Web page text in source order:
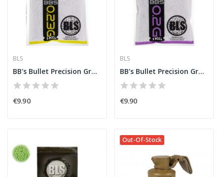
BLS
BB's Bullet Precision Grade 0,23g 1Kg [BLS]
€9.90
BLS
BB's Bullet Precision Grade 0,20g 1Kg [BLS]
€9.90
Out-Of-Stock